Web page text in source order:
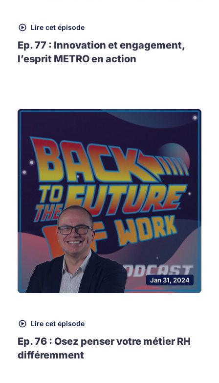
Lire cet épisode
Ep. 77 : Innovation et engagement,
l’esprit METRO en action
Jan 31, 2024
Lire cet épisode
Ep. 76 : Osez penser votre métier RH
différemment